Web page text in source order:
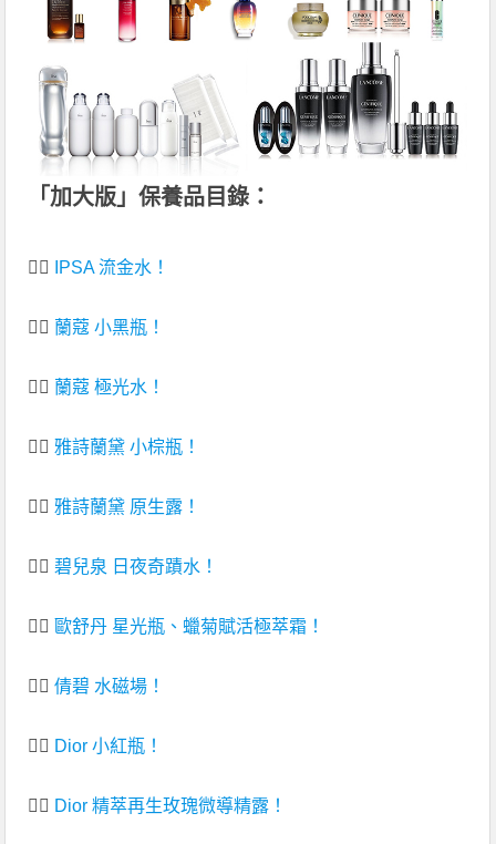
「加大版」保養品目錄：
👉🏻 IPSA 流金水！
👉🏻 蘭蔻 小黑瓶！
👉🏻 蘭蔻 極光水！
👉🏻雅詩蘭黛 小棕瓶！
👉🏻雅詩蘭黛 原生露！
👉🏻碧兒泉 日夜奇蹟水！
👉🏻 歐舒丹 星光瓶、蠟菊賦活極萃霜！
👉🏻倩碧 水磁場！
👉🏻 Dior 小紅瓶！
👉🏻 Dior 精萃再生玫瑰微導精露！